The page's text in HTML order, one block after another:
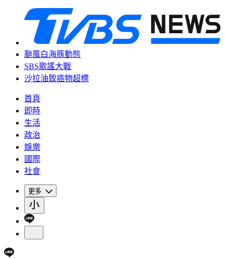
颱風白海豚動態
SBS歌謠大戰
沙拉油致癌物超標
首頁
即時
生活
政治
娛樂
國際
社會
更多